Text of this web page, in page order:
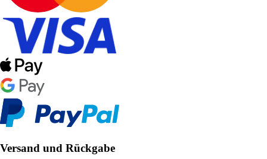
Versand und Rückgabe